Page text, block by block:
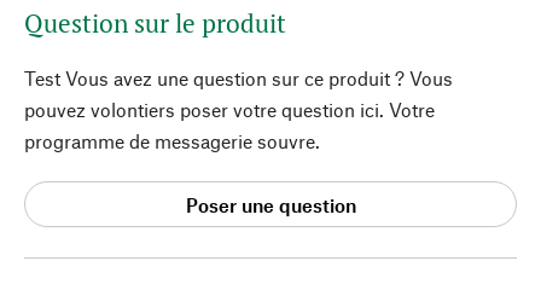
Question sur le produit
Test Vous avez une question sur ce produit ? Vous
pouvez volontiers poser votre question ici. Votre
programme de messagerie souvre.
Poser une question